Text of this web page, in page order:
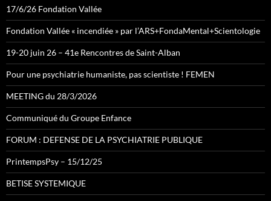
17/6/26 Fondation Vallée
Fondation Vallée « incendiée » par l’ARS+FondaMental+Scientologie
19-20 juin 26 – 41e Rencontres de Saint-Alban
Pour une psychiatrie humaniste, pas scientiste ! FEMEN
MEETING du 28/3/2026
Communiqué du Groupe Enfance
FORUM : DEFENSE DE LA PSYCHIATRIE PUBLIQUE
PrintempsPsy – 15/12/25
BETISE SYSTEMIQUE